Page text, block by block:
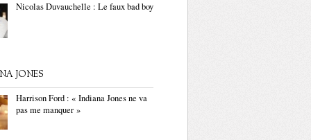
Nicolas Duvauchelle : Le faux bad boy
JONES
Harrison Ford : « Indiana Jones ne va
pas me manquer »